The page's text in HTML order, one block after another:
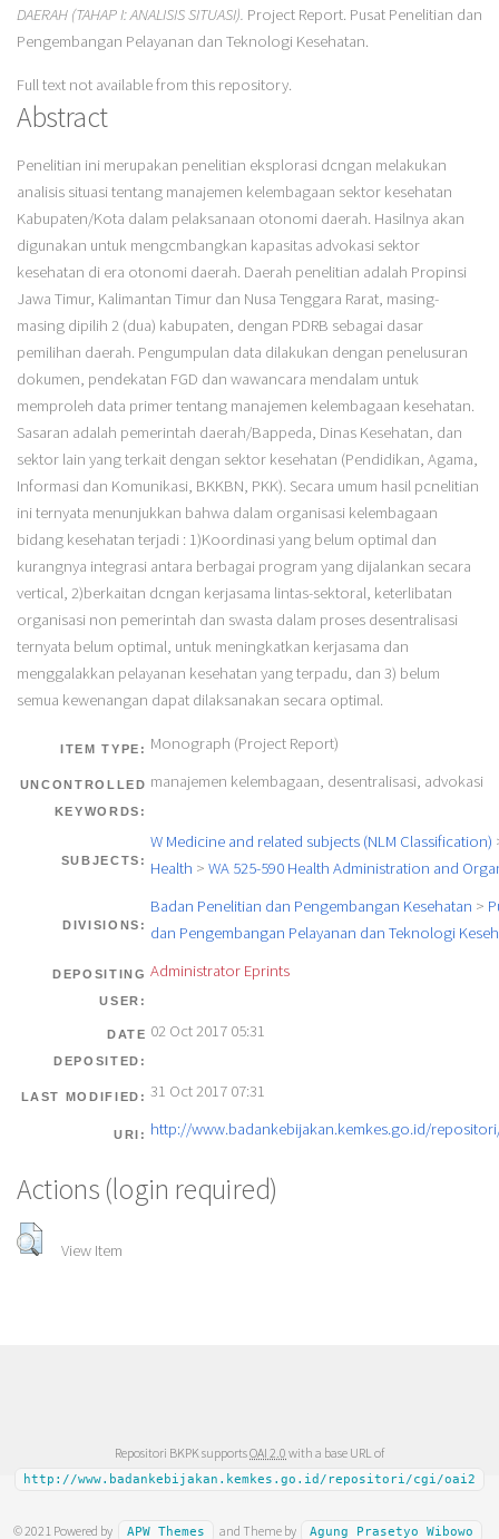
DAERAH (TAHAP I: ANALISIS SITUASI). Project Report. Pusat Penelitian dan
Pengembangan Pelayanan dan Teknologi Kesehatan.
Full text not available from this repository.
Abstract
Penelitian ini merupakan penelitian eksplorasi dcngan melakukan
analisis situasi tentang manajemen kelembagaan sektor kesehatan
Kabupaten/Kota dalam pelaksanaan otonomi daerah. Hasilnya akan
digunakan untuk mengcmbangkan kapasitas advokasi sektor
kesehatan di era otonomi daerah. Daerah penelitian adalah Propinsi
Jawa Timur, Kalimantan Timur dan Nusa Tenggara Rarat, masing-
masing dipilih 2 (dua) kabupaten, dengan PDRB sebagai dasar
pemilihan daerah. Pengumpulan data dilakukan dengan penelusuran
dokumen, pendekatan FGD dan wawancara mendalam untuk
memproleh data primer tentang manajemen kelembagaan kesehatan.
Sasaran adalah pemerintah daerah/Bappeda, Dinas Kesehatan, dan
sektor lain yang terkait dengan sektor kesehatan (Pendidikan, Agama,
Informasi dan Komunikasi, BKKBN, PKK). Secara umum hasil pcnelitian
ini ternyata menunjukkan bahwa dalam organisasi kelembagaan
bidang kesehatan terjadi : 1)Koordinasi yang belum optimal dan
kurangnya integrasi antara berbagai program yang dijalankan secara
vertical, 2)berkaitan dcngan kerjasama lintas-sektoral, keterlibatan
organisasi non pemerintah dan swasta dalam proses desentralisasi
ternyata belum optimal, untuk meningkatkan kerjasama dan
menggalakkan pelayanan kesehatan yang terpadu, dan 3) belum
semua kewenangan dapat dilaksanakan secara optimal.
ITEM TYPE: Monograph (Project Report)
UNCONTROLLED
KEYWORDS:
manajemen kelembagaan, desentralisasi, advokasi
SUBJECTS:
W Medicine and related subjects (NLM Classification)
Health > WA 525-590 Health Administration and
DIVISIONS:
Badan Penelitian dan Pengembangan Kesehatan >
dan Pengembangan Pelayanan dan Teknologi
DEPOSITING
USER:
Administrator Eprints
DATE
DEPOSITED:
02 Oct 2017 05:31
LAST MODIFIED: 31 Oct 2017 07:31
URI: http://www.badankebijakan.kemkes.go.id/
Actions (login required)
View Item
Repositori BKPK supportsOAI 2.0 with a base URL of
http://www.badankebijakan.kemkes.go.id/repositori/cgi/oai2
© 2021 Powered by APW Themes and Theme by Agung Prasetyo Wibowo